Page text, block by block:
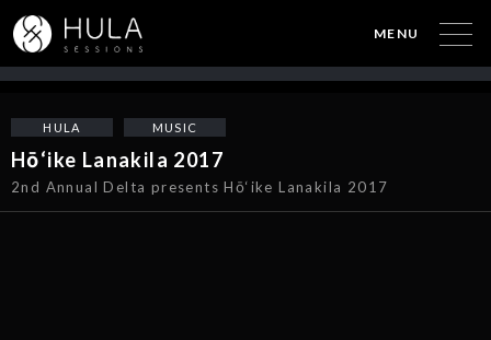
MENU
HULA MUSIC
Hō‘ike Lanakila 2017
2nd Annual Delta presents Hō‘ike Lanakila 2017